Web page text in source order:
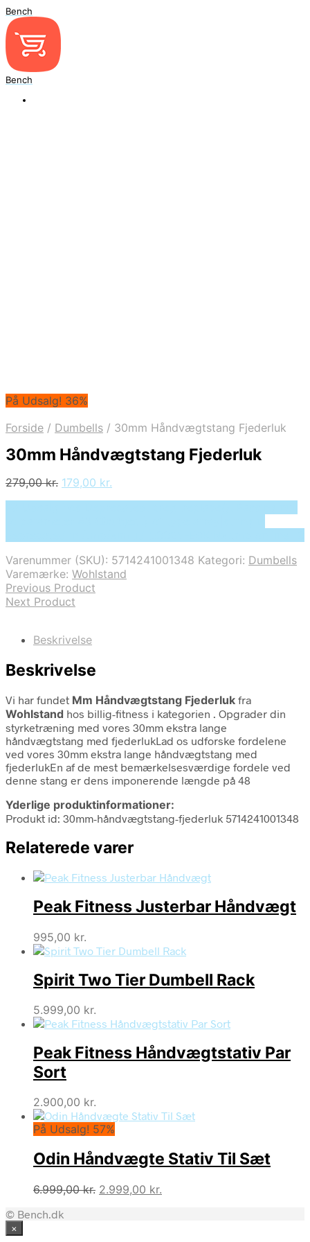
Bench
Bench
På Udsalg! 36%
Forside / Dumbells / 30mm Håndvægtstang Fjederluk
30mm Håndvægtstang Fjederluk
279,00kr. Den
179,00 kr.
Varenummer (SKU): 5714241001348 Kategori: Dumbells
Varemærke: Wohlstand
Previous Product
Next Product
Beskrivelse
Beskrivelse
Vi har fundet Mm Håndvægtstang Fjederluk fra
Wohlstand hos billig-fitness i kategorien . Opgrader din
styrketræning med vores 30mm ekstra lange
håndvægtstang med fjederlukLad os udforske fordelene
ved vores 30mm ekstra lange håndvægtstang med
fjederlukEn af de mest bemærkelsesværdige fordele ved
denne stang er dens imponerende længde på 48
Yderlige produktinformationer:
Produkt id: 30mm-håndvægtstang-fjederluk 5714241001348
Relaterede varer
Peak Fitness Justerbar Håndvægt
995,00 kr.
Spirit Two Tier Dumbell Rack
5.999,00 kr.
Peak Fitness Håndvægtstativ Par
Sort
2.900,00 kr.
På Udsalg! 57%
Odin Håndvægte Stativ Til Sæt
6.999,00kr. Den
2.999,00 kr.
© Bench.dk
×